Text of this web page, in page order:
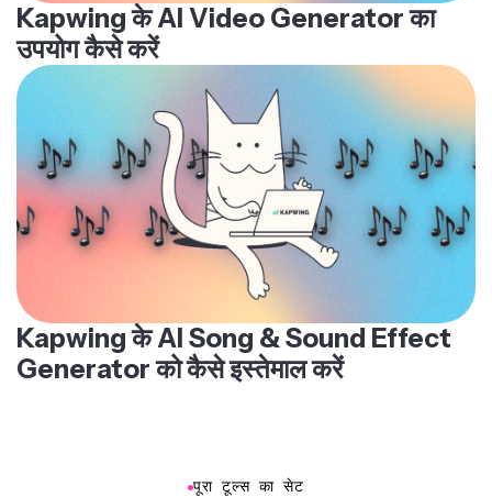
Kapwing के AI Video Generator का
उपयोग कैसे करें
Kapwing के AI Song & Sound Effect
Generator को कैसे इस्तेमाल करें
पूरा टूल्स का सेट